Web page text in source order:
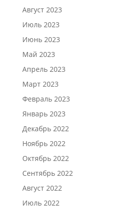
Август 2023
Июль 2023
Июнь 2023
Май 2023
Апрель 2023
Март 2023
Февраль 2023
Январь 2023
Декабрь 2022
Ноябрь 2022
Октябрь 2022
Сентябрь 2022
Август 2022
Июль 2022